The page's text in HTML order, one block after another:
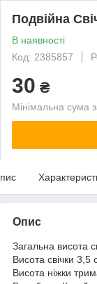
Подвійна
В наявності
Код: 2385857
30 ₴
Мінімальна сума
Опис
Загальна висота
Висота свічки 3,5
Висота ніжки